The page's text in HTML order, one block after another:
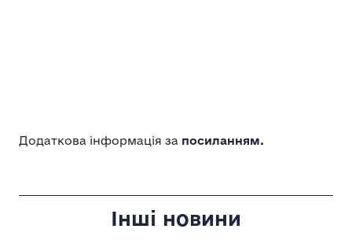
Додаткова інформація за посиланням.
Інші новини